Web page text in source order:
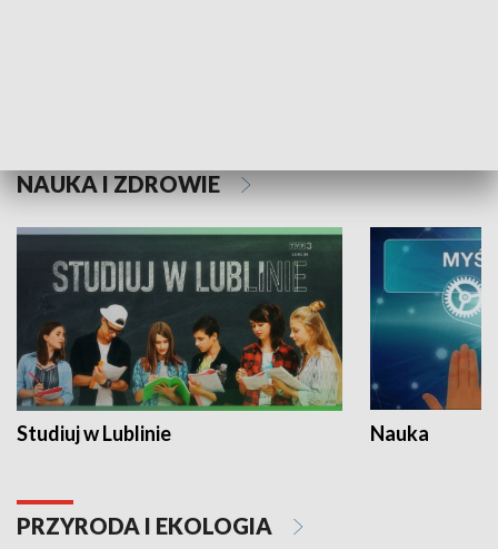
NAUKA I ZDROWIE
Studiuj w Lublinie Nauka
PRZYRODA I EKOLOGIA